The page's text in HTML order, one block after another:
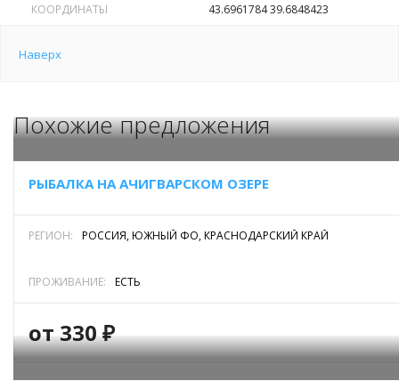
КООРДИНАТЫ 43.6961784 39.6848423
Наверх
Похожие предложения
РЫБАЛКА НА АЧИГВАРСКОМ ОЗЕРЕ
РЕГИОН: РОССИЯ, ЮЖНЫЙ ФО, КРАСНОДАРСКИЙ КРАЙ
ПРОЖИВАНИЕ: ЕСТЬ
от 330 ₽